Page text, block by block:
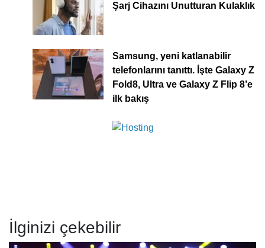
Şarj Cihazını Unutturan Kulaklık
Samsung, yeni katlanabilir
telefonlarını tanıttı. İşte Galaxy Z
Fold8, Ultra ve Galaxy Z Flip 8’e
ilk bakış
İlginizi çekebilir